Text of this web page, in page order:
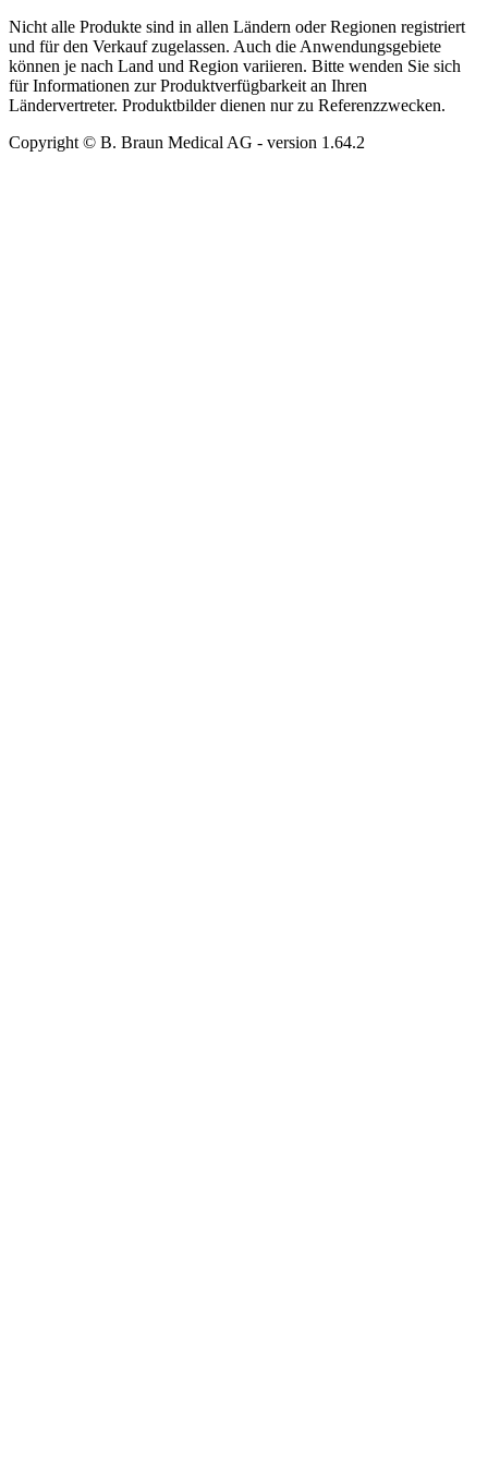
Nicht alle Produkte sind in allen Ländern oder Regionen registriert
und für den Verkauf zugelassen. Auch die Anwendungsgebiete
können je nach Land und Region variieren. Bitte wenden Sie sich
für Informationen zur Produktverfügbarkeit an Ihren
Ländervertreter. Produktbilder dienen nur zu Referenzzwecken.
Copyright © B. Braun Medical AG - version 1.64.2